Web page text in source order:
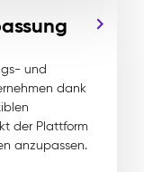
und
dank
der Plattform
anzupassen.